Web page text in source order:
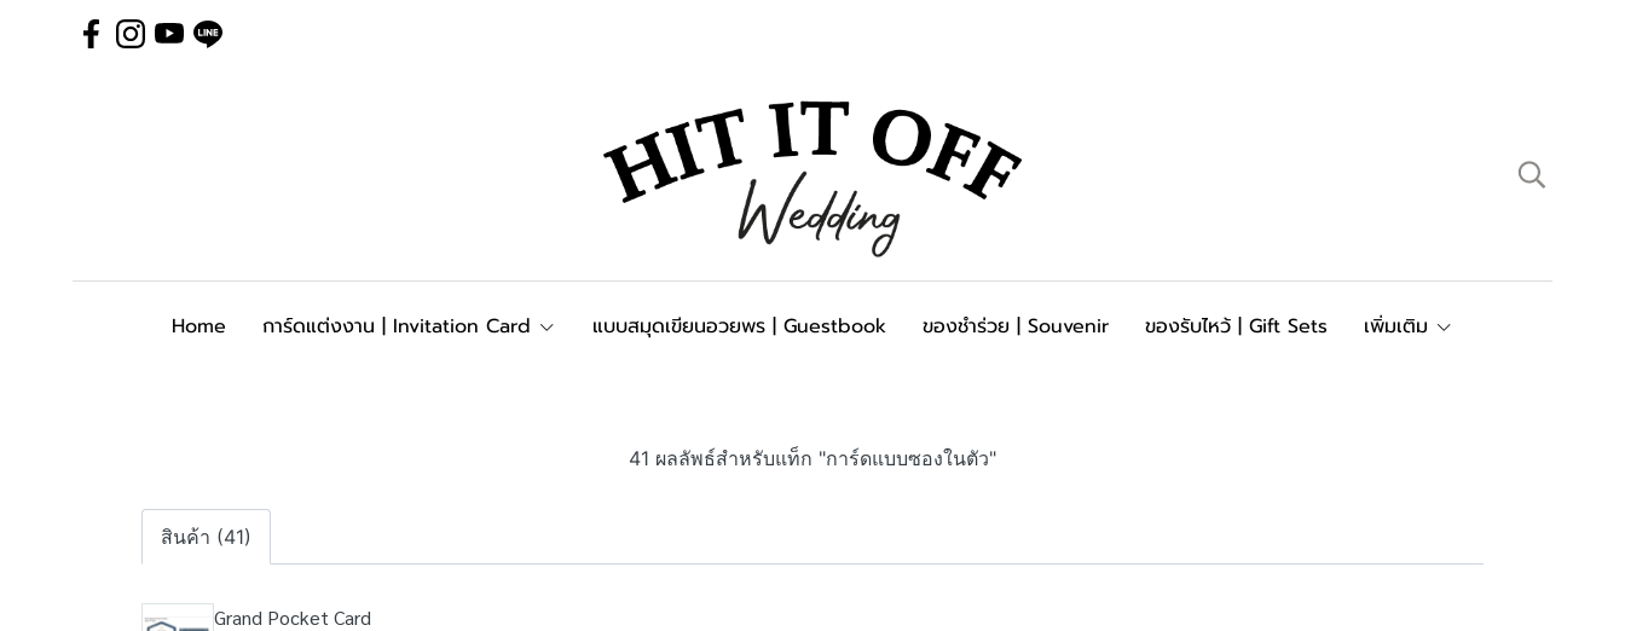
Home การ์ดแต่งงาน | Invitation Card แบบสมุดเขียนอวยพร | Guestbook ของชำร่วย | Souvenir ของรับไหว้ | Gift Sets เพิ่มเติม
41 ผลลัพธ์สำหรับแท็ก "การ์ดแบบซองในตัว"
สินค้า (41)
Grand Pocket Card